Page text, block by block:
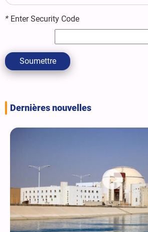
* Enter Security Code
Soumettre
Dernières nouvelles